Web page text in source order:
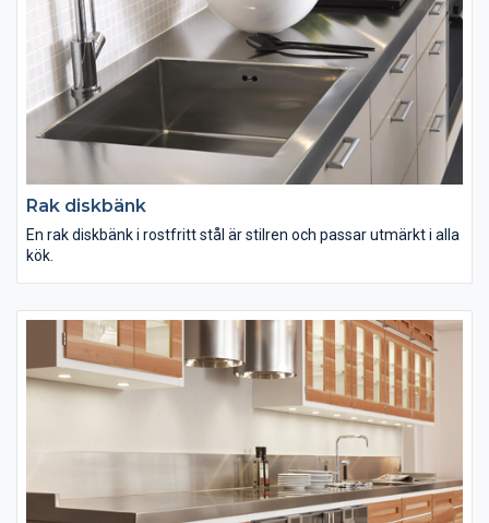
Rak diskbänk
En rak diskbänk i rostfritt stål är stilren och passar utmärkt i alla
kök.